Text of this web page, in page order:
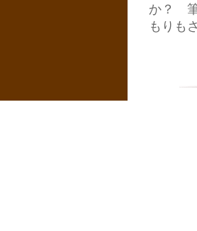
か？ 筆
もりも